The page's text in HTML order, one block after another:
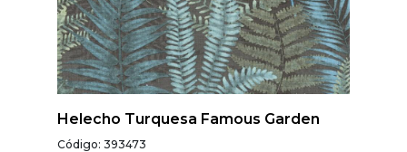
Helecho Turquesa Famous Garden
Código: 393473